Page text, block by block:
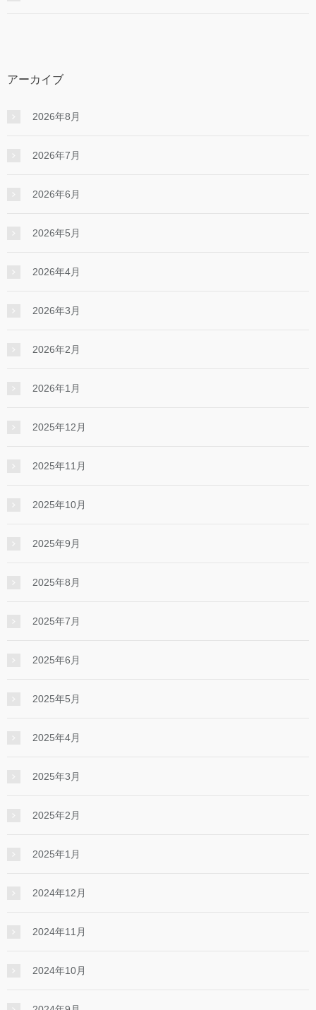
アーカイブ
2026年8月
2026年7月
2026年6月
2026年5月
2026年4月
2026年3月
2026年2月
2026年1月
2025年12月
2025年11月
2025年10月
2025年9月
2025年8月
2025年7月
2025年6月
2025年5月
2025年4月
2025年3月
2025年2月
2025年1月
2024年12月
2024年11月
2024年10月